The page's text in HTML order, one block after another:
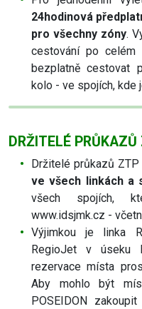
24hodinová
pro všechny zóny.
cestování po
bezplatně cestovat
kolo - ve spojích, kde
DRŽITELÉ
Držitelé průkazů
ve všech linkách a
všech spojích,
www.idsjmk.cz -
Výjimkou je linka
RegioJet v úseku
rezervace místa
Aby mohlo být
POSEIDON